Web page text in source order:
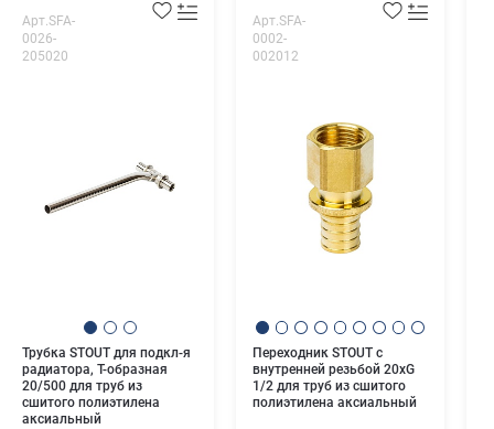
Арт.SFA-
0026-
205020
Трубка STOUT для подкл-я
радиатора, Т-образная
20/500 для труб из
сшитого полиэтилена
аксиальный
Арт.SFA-
0002-
002012
Переходник STOUT с
внутренней резьбой 20xG
1/2 для труб из сшитого
полиэтилена аксиальный